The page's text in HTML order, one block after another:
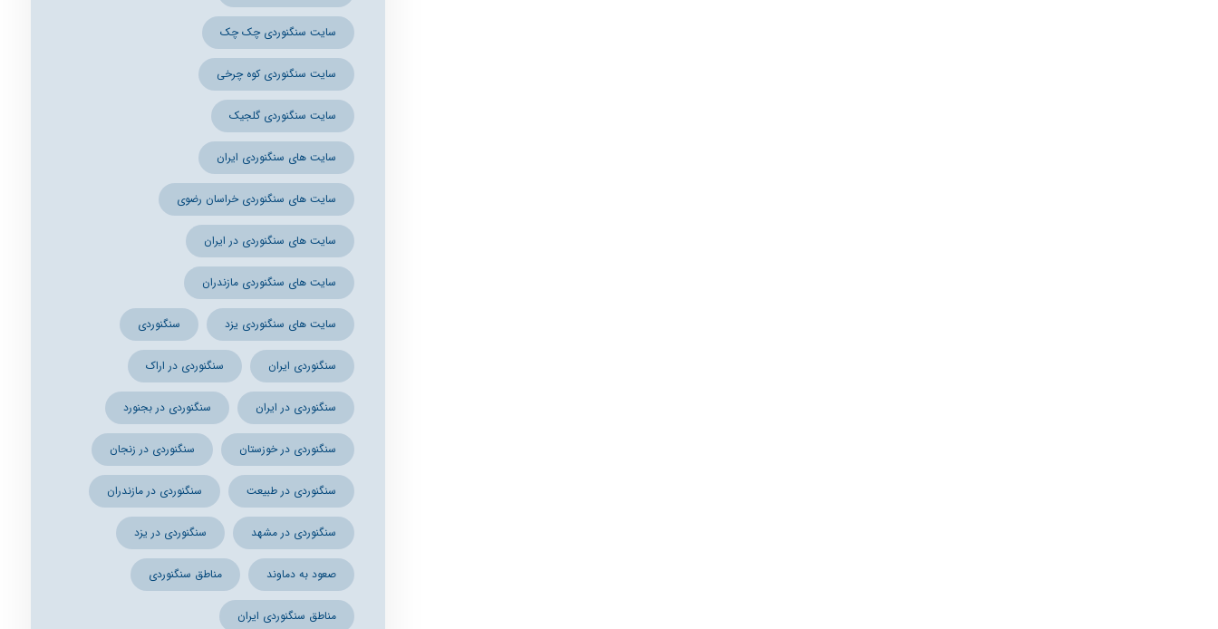
سایت سنگنوردی چک چک
سایت سنگنوردی کوه چرخی
سایت سنگنوردی گلجیک
سایت های سنگنوردی ایران
سایت های سنگنوردی خراسان رضوی
سایت های سنگنوردی در ایران
سایت های سنگنوردی مازندران
سایت های سنگنوردی یزد سنگنوردی
سنگنوردی ایران سنگنوردی در اراک
سنگنوردی در ایران سنگنوردی در بجنورد
سنگنوردی در خوزستان سنگنوردی در زنجان
سنگنوردی در طبیعت سنگنوردی در مازندران
سنگنوردی در مشهد سنگنوردی در یزد
صعود به دماوند مناطق سنگنوردی
مناطق سنگنوردی ایران